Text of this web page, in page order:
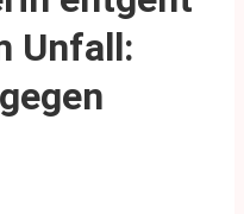
Unfall: